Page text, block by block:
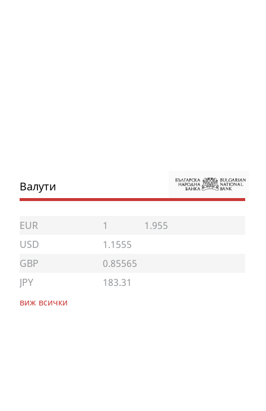
Валути
EUR 1
1.955
USD
1.1555
GBP
0.85565
JPY
183.31
виж всички